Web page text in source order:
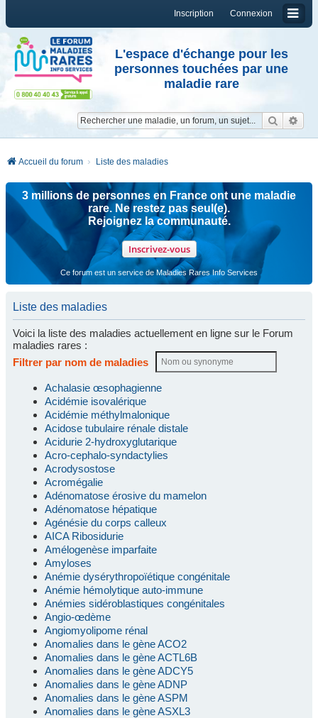
Connexion
Inscription
L'espace d'échange pour les
personnes touchées par une
maladie rare
Accueil du forum Liste des maladies
3 millions de personnes en France ont une maladie
rare. Ne restez pas seul(e).
Rejoignez la communauté.
Inscrivez-vous
Ce forum est un service de Maladies Rares Info Services
Liste des maladies
Voici la liste des maladies actuellement en ligne sur le Forum
maladies rares :
Filtrer par nom de maladies
Achalasie œsophagienne
Acidémie isovalérique
Acidémie méthylmalonique
Acidose tubulaire rénale distale
Acidurie 2-hydroxyglutarique
Acro-cephalo-syndactylies
Acrodysostose
Acromégalie
Adénomatose érosive du mamelon
Adénomatose hépatique
Agénésie du corps calleux
AICA Ribosidurie
Amélogenèse imparfaite
Amyloses
Anémie dysérythropoïétique congénitale
Anémie hémolytique auto-immune
Anémies sidéroblastiques congénitales
Angio-œdème
Angiomyolipome rénal
Anomalies dans le gène ACO2
Anomalies dans le gène ACTL6B
Anomalies dans le gène ADCY5
Anomalies dans le gène ADNP
Anomalies dans le gène ASPM
Anomalies dans le gène ASXL3